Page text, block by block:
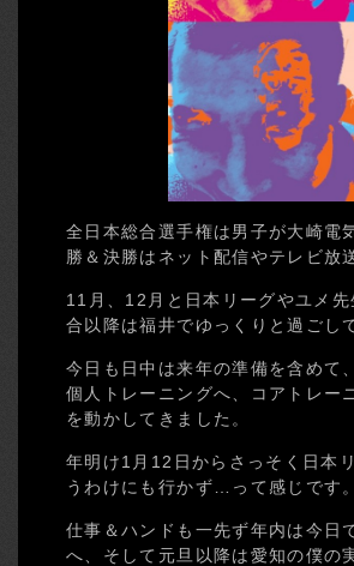
全日本総合選手権は男子が大崎電
勝＆決勝はネット配信やテレビ放
11月、12月と日本リーグやユメ
合以降は福井でゆっくりと過ごし
今日も日中は来年の準備を含めて
個人トレーニングへ、コアトレー
を動かしてきました。
年明け1月12日からさっそく日本
うわけにも行かず…って感じです。
仕事＆ハンドも一先ず年内は今日
へ、そして元旦以降は愛知の僕の